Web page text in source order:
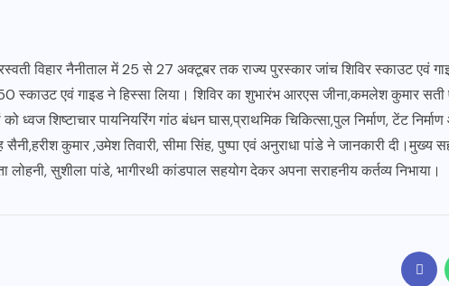
विहार नैनीताल में 25 से 27 अक्टूबर तक राज्य पुरस्कार जांच शिविर स्काउट एवं
स्काउट एवं गाइड ने हिस्सा लिया। शिविर का शुभारंभ आरएस जीना,कमलेश कुमार सती
को ध्वज शिष्टाचार पायनियरिंग गांठ बंधन घास,प्राथमिक चिकित्सा,पुल निर्माण, टेंट
कुमार ,उमेश तिवारी, सीमा सिंह, पुष्पा एवं अनुराधा पांडे ने जानकारी दी।मुख्य
लोहनी, सुशीला पांडे, भागीरथी कांडपाल सहयोग देकर अपना सराहनीय कर्तव्य निभाया।